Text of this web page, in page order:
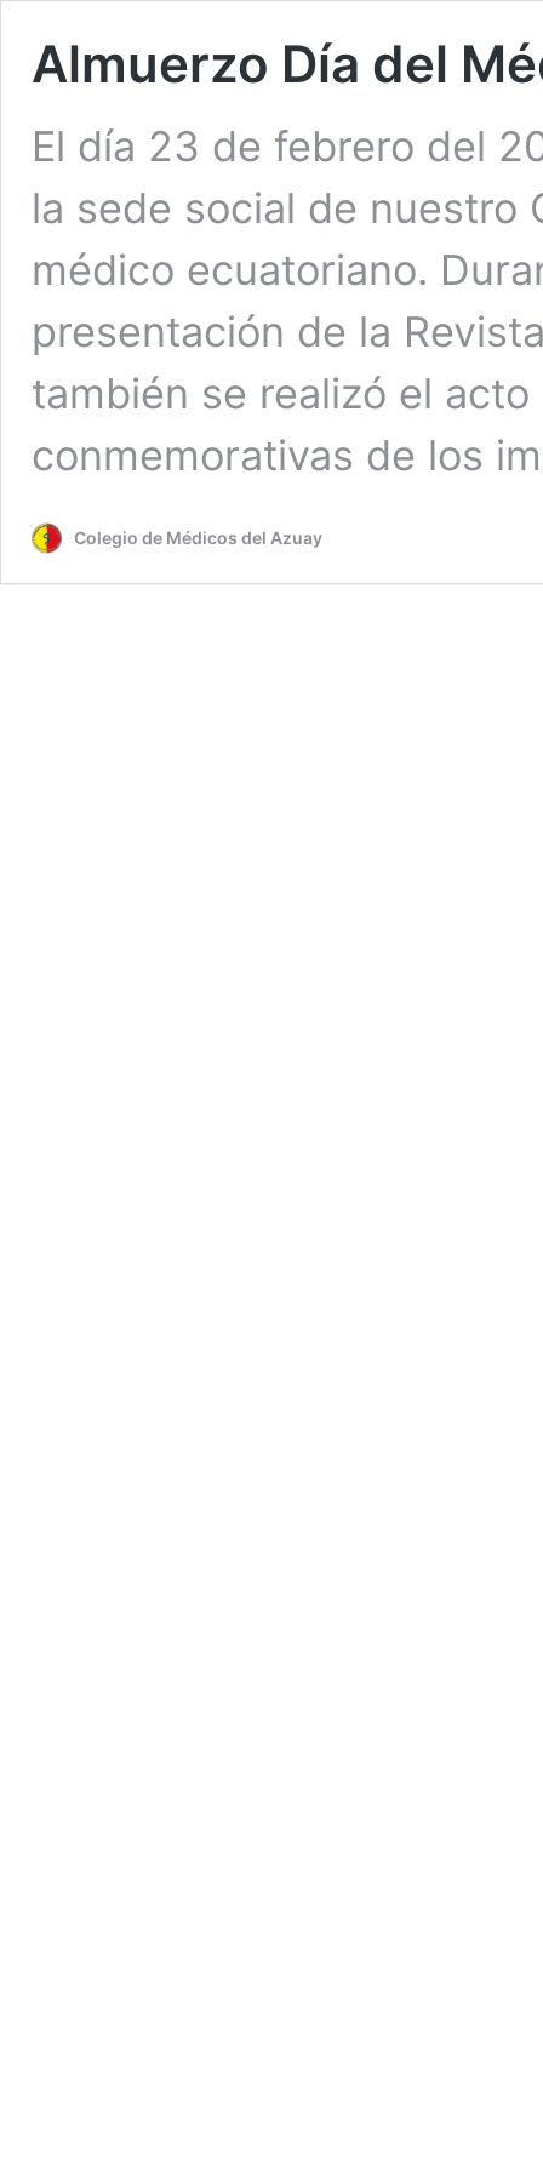
Almuerzo Día del
El día 23 de febrero del
la sede social de nuestro
médico ecuatoriano.
presentación de la
también se realizó el
conmemorativas de los
Colegio de Médicos del Azuay